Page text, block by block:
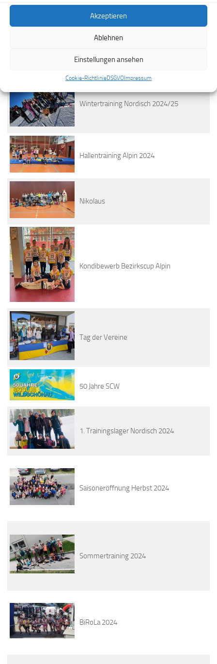
Akzeptieren
Ablehnen
Einstellungen ansehen
Cookie-RichtlinieDSGVO Impressum
Wintertraining Alpin Bezirkskinder
Wintertraining Nordisch 2024/25
Hallentraining Alpin 2024
Nikolaus
Kondibewerb Bezirkscup Alpin
Tag der Vereine
50 Jahre SCW
1. Trainingslager Nordisch 2024
Saisoneröffnung Herbst 2024
Sommertraining 2024
BiRoLa 2024